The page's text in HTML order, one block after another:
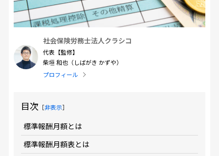
社会保険労務士法人クラシコ
代表【監修】
柴垣 和也（しばがき かずや）
プロフィール
目次 ［非表示］
標準報酬月額とは
標準報酬月額表とは